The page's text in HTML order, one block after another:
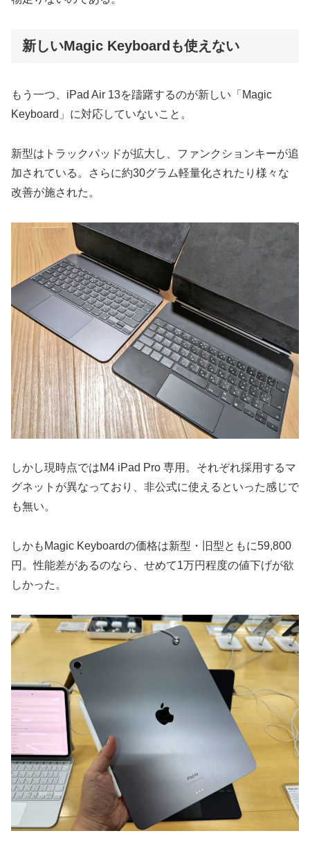
新しいMagic Keyboardも使えない
もう一つ、iPad Air 13を躊躇するのが新しい「Magic
Keyboard」に対応していないこと。
新型はトラックパッドが拡大し、ファンクションキーが追
加されている。さらに約30グラム軽量化されたり様々な
改善が施された。
しかし現時点ではM4 iPad Pro 専用。それぞれ採用するマ
グネットが異なっており、非公式に使えるといった感じで
も無い。
しかもMagic Keyboardの価格は新型・旧型ともに59,800
円。性能差があるのなら、せめて1万円程度の値下げが欲
しかった。